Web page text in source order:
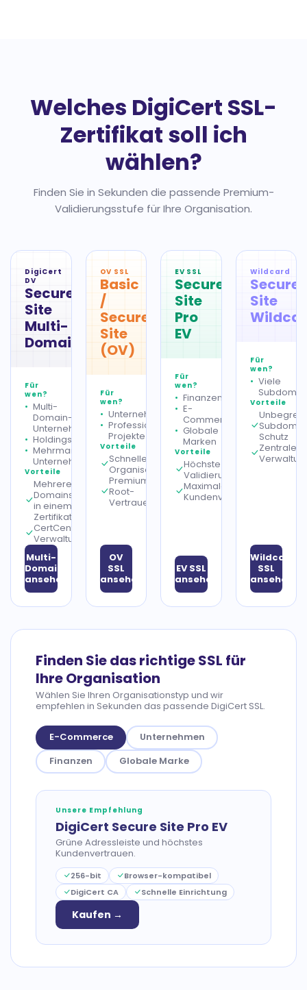
Welches DigiCert SSL-
Zertifikat soll ich
wählen?
Finden Sie in Sekunden die passende Premium-
Validierungsstufe für Ihre Organisation.
DigiCert
DV
Secure
Site
Multi-
Domain
Für
wen?
Multi-
Domain-
Unternehmen
Holdings
Mehrmarken-
Unternehmensstrukturen
Vorteile
Mehrere
Domains
in einem
Zertifikat
CertCentral-
Verwaltung
Multi-
Domain
ansehen
OV SSL
Basic
/
Secure
Site
(OV)
Für
wen?
Unternehmensseiten
Professionelle
Projekte
Vorteile
Schnelle
Organisationsvalidierung
Premium-
Root-
Vertrauen
OV
SSL
ansehen
EV SSL
Secure
Site
Pro
EV
Für
wen?
Finanzen
E-
Commerce
Globale
Marken
Vorteile
Höchste
Validierungsstufe
Maximales
Kundenvertrauen
EV SSL
ansehen
Wildcard
Secure
Site
Für
wen?
Viele
Vorteile
Schutz
Zentrale
Wildcard
SSL
ansehen
Finden Sie das richtige SSL für
Ihre Organisation
Wählen Sie Ihren Organisationstyp und wir
empfehlen in Sekunden das passende DigiCert SSL.
E-Commerce
Unternehmen
Finanzen
Globale Marke
Unsere Empfehlung
DigiCert Secure Site Pro EV
Grüne Adressleiste und höchstes
Kundenvertrauen.
256-bit
Browser-kompatibel
DigiCert CA
Schnelle Einrichtung
Kaufen →